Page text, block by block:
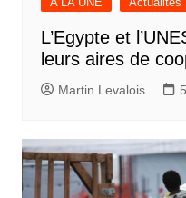
L’Egypte et
leurs aires de
Martin Levalois